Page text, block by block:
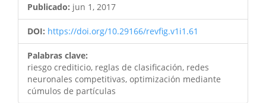
Publicado: jun 1, 2017
DOI: https://doi.org/10.29166/revfig.v1i1.61
Palabras clave:
riesgo crediticio, reglas de clasificación, redes
neuronales competitivas, optimización mediante
cúmulos de partículas